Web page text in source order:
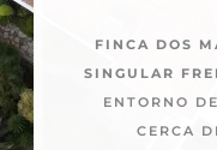
FINCA DOS
SINGULAR
ENTORNO
CERCA